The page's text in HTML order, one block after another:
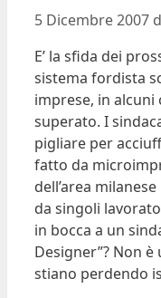
5 Dicembre 2007
E’ la sfida dei
sistema fordista
imprese, in
superato. I
pigliare per
fatto da
dell’area
da singoli
in bocca a un
Designer”? Non è
stiano perdendo